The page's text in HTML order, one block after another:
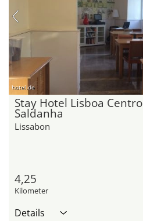
hotel.de
Stay Hotel Lisboa Centro
Saldanha
Lissabon
4,25
Kilometer
Details